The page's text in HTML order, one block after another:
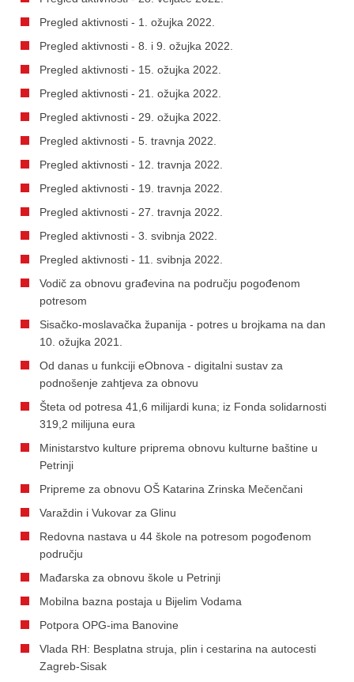
Pregled aktivnosti - 1. ožujka 2022.
Pregled aktivnosti - 8. i 9. ožujka 2022.
Pregled aktivnosti - 15. ožujka 2022.
Pregled aktivnosti - 21. ožujka 2022.
Pregled aktivnosti - 29. ožujka 2022.
Pregled aktivnosti - 5. travnja 2022.
Pregled aktivnosti - 12. travnja 2022.
Pregled aktivnosti - 19. travnja 2022.
Pregled aktivnosti - 27. travnja 2022.
Pregled aktivnosti - 3. svibnja 2022.
Pregled aktivnosti - 11. svibnja 2022.
Vodič za obnovu građevina na području pogođenom
potresom
Sisačko-moslavačka županija - potres u brojkama na dan
10. ožujka 2021.
Od danas u funkciji eObnova - digitalni sustav za
podnošenje zahtjeva za obnovu
Šteta od potresa 41,6 milijardi kuna; iz Fonda solidarnosti
319,2 milijuna eura
Ministarstvo kulture priprema obnovu kulturne baštine u
Petrinji
Pripreme za obnovu OŠ Katarina Zrinska Mečenčani
Varaždin i Vukovar za Glinu
Redovna nastava u 44 škole na potresom pogođenom
području
Mađarska za obnovu škole u Petrinji
Mobilna bazna postaja u Bijelim Vodama
Potpora OPG-ima Banovine
Vlada RH: Besplatna struja, plin i cestarina na autocesti
Zagreb-Sisak